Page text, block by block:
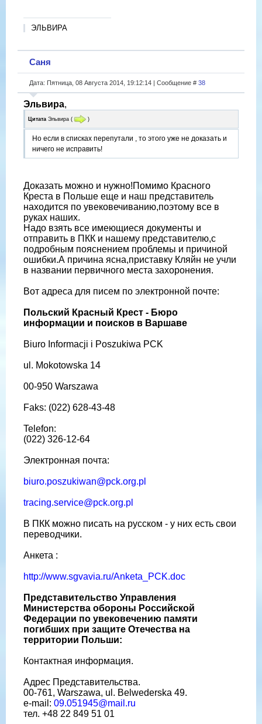
ЭЛЬВИРА
Саня
Дата: Пятница, 08 Августа 2014, 19:12:14 | Сообщение # 38
Эльвира,
Цитата Эльвира ( )
Но если в списках перепутали , то этого уже не доказать и
ничего не исправить!
Доказать можно и нужно!Помимо Красного
Креста в Польше еще и наш представитель
находится по увековечиванию,поэтому все в
руках наших.
Надо взять все имеющиеся документы и
отправить в ПКК и нашему представителю,с
подробным пояснением проблемы и причиной
ошибки.А причина ясна,приставку Кляйн не учли
в названии первичного места захоронения.
Вот адреса для писем по электронной почте:
Польский Красный Крест - Бюро
информации и поисков в Варшаве
Biuro Informacji i Poszukiwa PCK
ul. Mokotowska 14
00-950 Warszawa
Faks: (022) 628-43-48
Telefon:
(022) 326-12-64
Электронная почта:
biuro.poszukiwan@pck.org.pl
tracing.service@pck.org.pl
В ПКК можно писать на русском - у них есть свои
переводчики.
Анкета :
http://www.sgvavia.ru/Anketa_PCK.doc
Представительство Управления
Министерства обороны Российской
Федерации по увековечению памяти
погибших при защите Отечества на
территории Польши:
Контактная информация.
Адрес Представительства.
00-761, Warszawa, ul. Belwederska 49.
e-mail: 09.051945@mail.ru
тел. +48 22 849 51 01